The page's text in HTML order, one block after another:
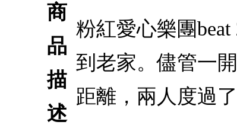
商
品
描
述
粉紅愛心樂團
到老家。儘管一
距離，兩人度過